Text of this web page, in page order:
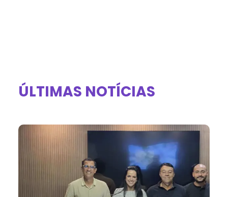
ÚLTIMAS NOTÍCIAS